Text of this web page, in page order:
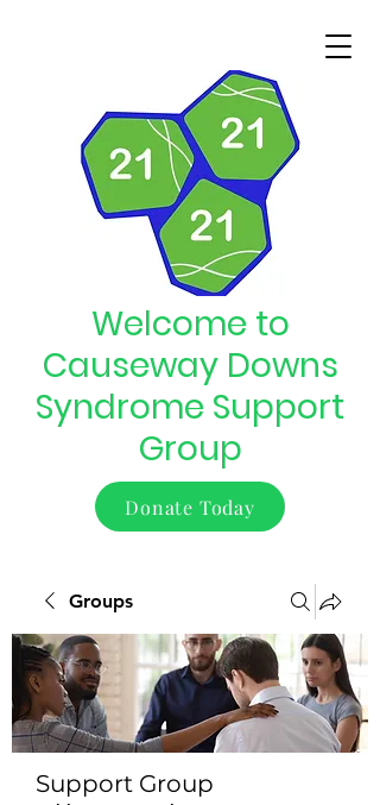
Welcome to
Causeway Downs
Syndrome Support
Group
Donate Today
Groups
Support Group